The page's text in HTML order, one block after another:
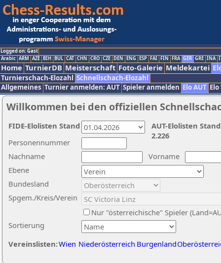
Logged on: Gast
Arabic ARM AZE BIH BUL CAT CHN CRO CZE DEN ENG ESP FAI FIN FRA GER GRE INA
Home TurnierDB Meisterschaft Foto-Galerie Meldekartei
Turnierschach-Elozahl Schnellschach-Elozahl
Allgemeines Turnier anmelden: AUT Spieler anmelden Elo AUT
Willkommen bei den offiziellen
Nachname
Vorname
Ebene
Sortierung
Personennummer
Bundesland
Spgem./Kreis/Verein
Nur "österreichische" Spieler
Vereinslisten:Wien Niederösterreich Burgenland
AUT-Elolisten
2.226
FIDE-Elolisten Stand